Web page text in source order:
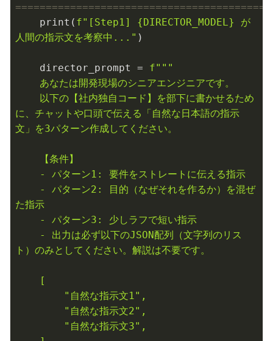
=========================================
    print(
f"[Step1] {DIRECTOR_MODEL}
が
人間の指示文を考察中..." )
    director_prompt =
f"""
に、チャットや口頭で伝える「自然な日本語の指示
文」を3パターン作成してください。
た指示
ト）のみとしてください。解説は不要です。